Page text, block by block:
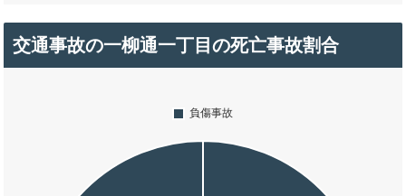
交通事故の一柳通一丁目の死亡事故割合